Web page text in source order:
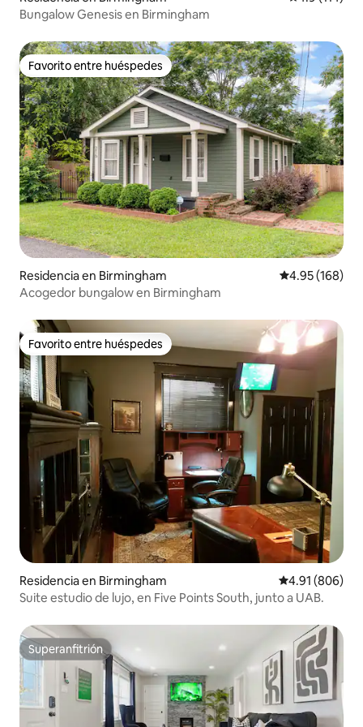
Bungalow Genesis en Birmingham
Favorito entre huéspedes
Favorito entre huéspedes
Residencia en Birmingham Calificación
4.95 (168)
Acogedor bungalow en Birmingham
Favorito entre huéspedes
Favorito entre huéspedes
Residencia en Birmingham Calificación
4.91 (806)
Suite estudio de lujo, en Five Points South, junto a UAB.
Superanfitrión
Superanfitrión